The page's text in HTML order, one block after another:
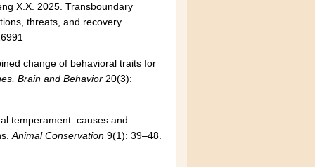
X.X. 2025. Transboundary
threats, and recovery
change of behavioral traits for
Brain and Behavior 20(3):
temperament: causes and
Animal Conservation 9(1): 39–48.